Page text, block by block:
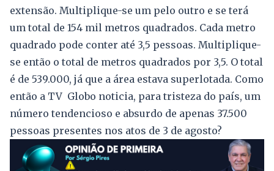
extensão. Multiplique-se um pelo outro e se terá
um total de 154 mil metros quadrados. Cada metro
quadrado pode conter até 3,5 pessoas. Multiplique-
se então o total de metros quadrados por 3,5. O total
é de 539.000, já que a área estava superlotada. Como
então a TV Globo noticia, para tristeza do país, um
número tendencioso e absurdo de apenas 37.500
pessoas presentes nos atos de 3 de agosto?